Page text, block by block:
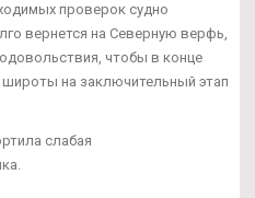
проверок судно
вернется на Северную верфь,
чтобы в конце
на заключительный этап
слабая